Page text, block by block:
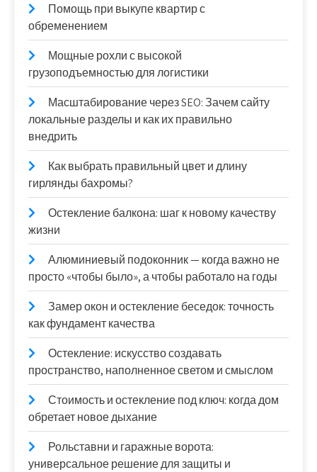
Помощь при выкупе квартир с
обременением
Мощные рохли с высокой
грузоподъемностью для логистики
Масштабирование через SEO: Зачем сайту
локальные разделы и как их правильно
внедрить
Как выбрать правильный цвет и длину
гирлянды бахромы?
Остекление балкона: шаг к новому качеству
жизни
Алюминиевый подоконник — когда важно не
просто «чтобы было», а чтобы работало на годы
Замер окон и остекление беседок: точность
как фундамент качества
Остекление: искусство создавать
пространство, наполненное светом и смыслом
Стоимость и остекление под ключ: когда дом
обретает новое дыхание
Рольставни и гаражные ворота:
универсальное решение для защиты и